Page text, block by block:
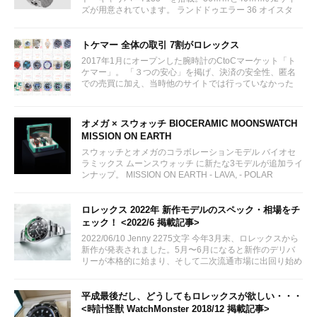
ズが用意されています。 ランドドゥエラー 36 オイスタ
トケマー 全体の取引 7割がロレックス
2017年1月にオープンした腕時計のCtoCマーケット「ト
ケマー」。 「３つの安心」を掲げ、決済の安全性、匿名
での売買に加え、当時他のサイトでは行っていなかった
オメガ × スウォッチ BIOCERAMIC MOONSWATCH
MISSION ON EARTH
スウォッチとオメガのコラボレーションモデル バイオセ
ラミックス ムーンスウォッチ に新たな3モデルが追加ライ
ンナップ。 MISSION ON EARTH - LAVA, - POLAR
ロレックス 2022年 新作モデルのスペック・相場をチ
ェック！ <2022/6 掲載記事>
2022/06/10 Jenny 2275文字 今年3月末、ロレックスから
新作が発表されました。5月〜6月になると新作のデリバ
リーが本格的に始まり、そして二次流通市場に出回り始め
平成最後だし、どうしてもロレックスが欲しい・・・
<時計怪獣 WatchMonster 2018/12 掲載記事>